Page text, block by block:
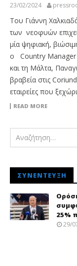
23/02/2024
Του Γιάννη
των νεοφυών
μία ψηφιακή,
ο Country Manager
και τη Μάλτα,
βραβεία στις
εταιρείες που
READ MORE
ΣΥΝΈΝΤΕΥΞΗ
25%
29/